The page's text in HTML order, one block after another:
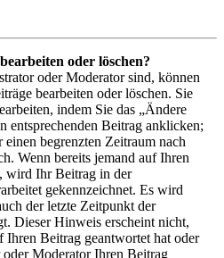
oder löschen?
oder Moderator sind, können
bearbeiten oder löschen. Sie
indem Sie das „Ändere
entsprechenden Beitrag anklicken;
begrenzten Zeitraum nach
Wenn bereits jemand auf Ihren
wird Ihr Beitrag in der
gekennzeichnet. Es wird
der letzte Zeitpunkt der
Dieser Hinweis erscheint nicht,
Ihren Beitrag geantwortet hat oder
Moderator Ihren Beitrag